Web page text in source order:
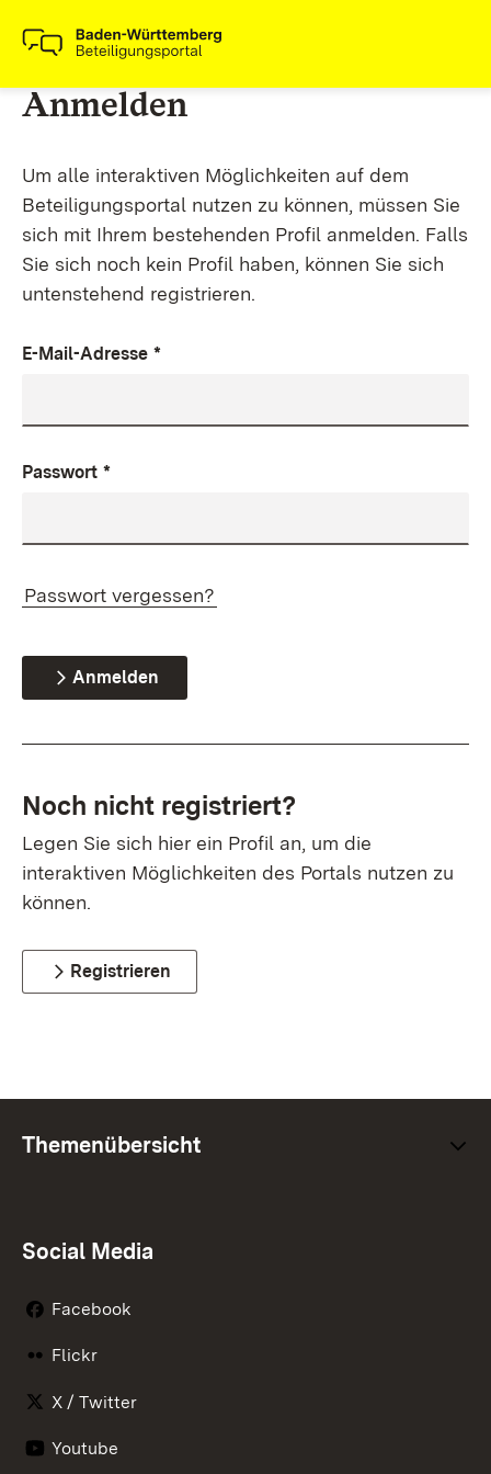
Anmelden
Um alle interaktiven Möglichkeiten auf dem
Beteiligungsportal nutzen zu können, müssen Sie
sich mit Ihrem bestehenden Profil anmelden. Falls
Sie sich noch kein Profil haben, können Sie sich
untenstehend registrieren.
E-Mail-Adresse *
Passwort *
Passwort vergessen?
Anmelden
Noch nicht registriert?
Legen Sie sich hier ein Profil an, um die
interaktiven Möglichkeiten des Portals nutzen zu
können.
Registrieren
Themenübersicht
Social Media
Facebook
Flickr
X / Twitter
Youtube